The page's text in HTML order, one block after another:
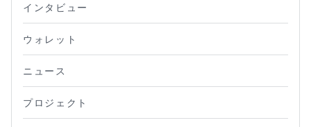
インタビュー
ウォレット
ニュース
プロジェクト